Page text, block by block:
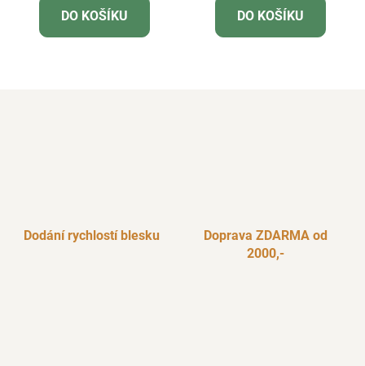
DO KOŠÍKU DO KOŠÍKU
Dodání rychlostí blesku
Doprava ZDARMA od
2000,-